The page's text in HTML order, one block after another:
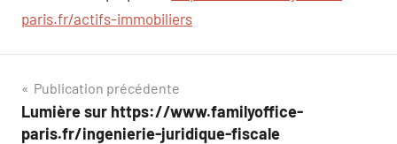
paris.fr/actifs-immobiliers
Navigation
de
Publication précédente
Lumière sur https://www.familyoffice-
paris.fr/ingenierie-juridique-fiscale